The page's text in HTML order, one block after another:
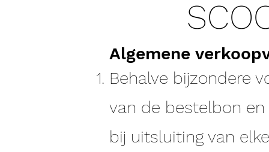
Algemene
Behalve bijzondere
van de bestelbon
bij uitsluiting van